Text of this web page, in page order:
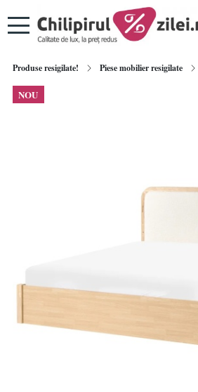
Produse resigilate! Piese mobilier resigilate
NOU